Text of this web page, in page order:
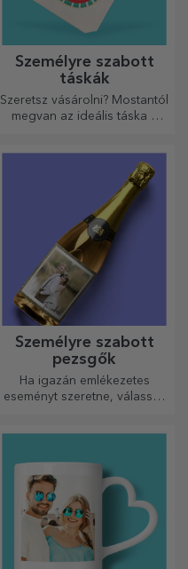
Személyre szabott
táskák
Szeretsz vásárolni? Mostantól
megvan az ideális táska a
Személyre szabott
pezsgők
Ha igazán emlékezetes
eseményt szeretne, válassza
legteljesebb mértékben!